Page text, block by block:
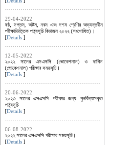
29-04-2022
ষষ্ঠ, সপ্তম, অষ্টম, নবম এবং দশম শ্রেণির অভ্যন্তরীন
পরীক্ষাভিত্তিক পাঠ্যসূচি বিভাজন ২০২২ (সংশোধিত)।
[Details ]
12-05-2022
২০২২ সালের এসএসসি (ভোকেশনাল) ও দাখিল
(ভোকেশনাল) পরীক্ষার সময়সূচি।
[Details ]
20-06-2022
২০২৩ সালের এসএসসি পরীক্ষার জন্য পুনর্বিন্যাসকৃত
পাঠ্যসূচি
[Details ]
06-08-2022
২০২২ সালের এসএসসি পরীক্ষার সময়সূচি।
[Details ]